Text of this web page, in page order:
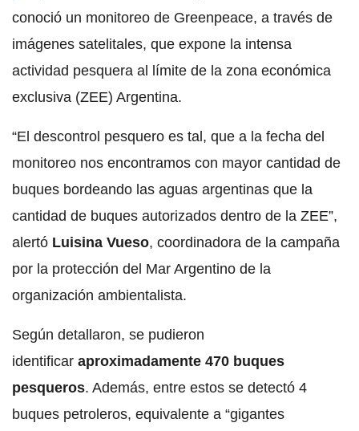
conoció un monitoreo de Greenpeace, a través de
imágenes satelitales, que expone la intensa
actividad pesquera al límite de la zona económica
exclusiva (ZEE) Argentina.
“El descontrol pesquero es tal, que a la fecha del
monitoreo nos encontramos con mayor cantidad de
buques bordeando las aguas argentinas que la
cantidad de buques autorizados dentro de la ZEE”,
alertó Luisina Vueso, coordinadora de la campaña
por la protección del Mar Argentino de la
organización ambientalista.
Según detallaron, se pudieron
identificar aproximadamente 470 buques
pesqueros. Además, entre estos se detectó 4
buques petroleros, equivalente a “gigantes